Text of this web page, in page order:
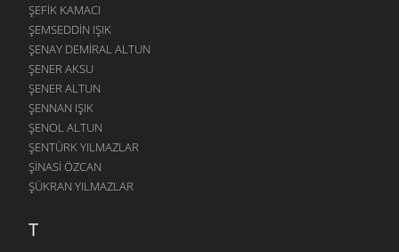
ŞEFIK KAMACI
ŞEMSEDDIN IŞIK
ŞENAY DEMIRAL ALTUN
ŞENER AKSU
ŞENER ALTUN
ŞENNAN IŞIK
ŞENOL ALTUN
ŞENTÜRK YILMAZLAR
ŞINASI ÖZCAN
ŞÜKRAN YILMAZLAR
T